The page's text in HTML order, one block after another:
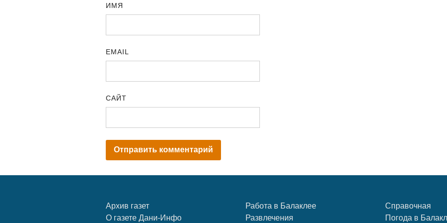
ИМЯ
EMAIL
САЙТ
Архив газет
О газете Дани-Инфо
Работа в Балаклее
Развлечения
Справочная
Погода в